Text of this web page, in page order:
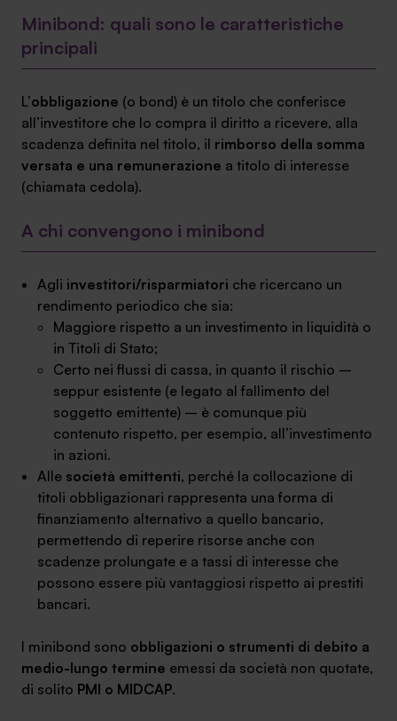
Ambassador
Contatti
Lavora con noi
+030.3540104
info@safinance.it
SA Finance Mediazione Creditizia Srl, società di mediazione creditizia iscritta
all'Oam n.M336
Minibond: quali sono le caratteristiche
principali
L’obbligazione (o bond) è un titolo che conferisce
all’investitore che lo compra il diritto a ricevere, alla
scadenza definita nel titolo, il rimborso della somma
versata e una remunerazione a titolo di interesse
(chiamata cedola).
A chi convengono i minibond
Agli investitori/risparmiatori che ricercano un
rendimento periodico che sia:
Maggiore rispetto a un investimento in liquidità o
in Titoli di Stato;
Certo nei flussi di cassa, in quanto il rischio –
seppur esistente (e legato al fallimento del
soggetto emittente) – è comunque più
contenuto rispetto, per esempio, all’investimento
in azioni.
Alle società emittenti, perché la collocazione di
titoli obbligazionari rappresenta una forma di
finanziamento alternativo a quello bancario,
permettendo di reperire risorse anche con
scadenze prolungate e a tassi di interesse che
possono essere più vantaggiosi rispetto ai prestiti
bancari.
I minibond sono obbligazioni o strumenti di debito a
medio-lungo termine emessi da società non quotate,
di solito PMI o MIDCAP.